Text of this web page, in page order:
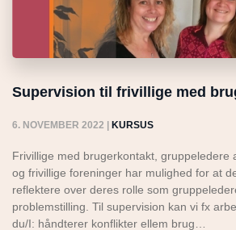
Supervision til frivillige med
6. NOVEMBER 2022 KURSUS
Frivillige med brugerkontakt,
og frivillige foreninger har mulighed for at
reflektere over deres rolle som
problemstilling. Til supervision kan vi fx
du/I: håndterer konflikter ellem brug…